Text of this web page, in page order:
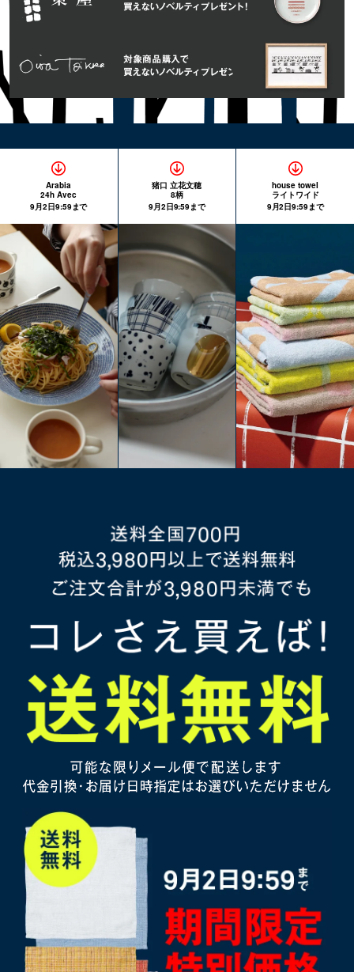
Arabia
24h Avec
9月2日9:59まで
猪口 立花文穂
8柄
9月2日9:59まで
house towel
ライトワイド
9月2日9:59まで